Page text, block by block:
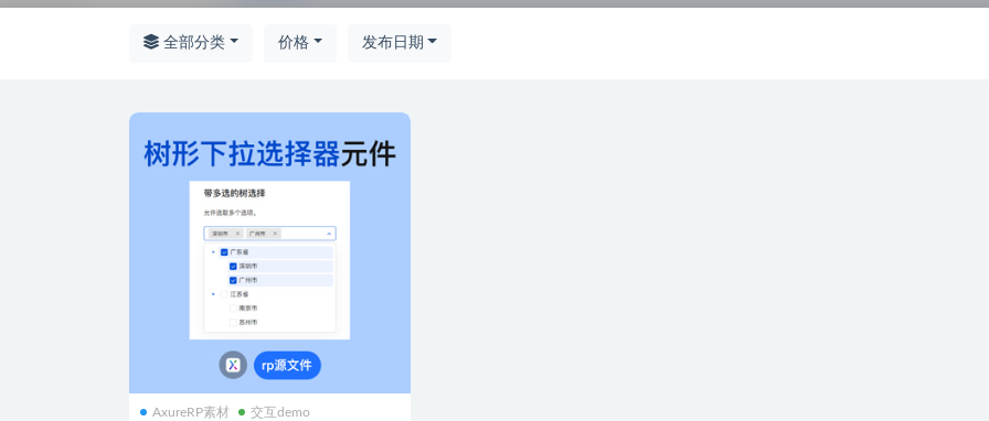
全部分类 价格 发布日期
AxureRP素材 交互demo